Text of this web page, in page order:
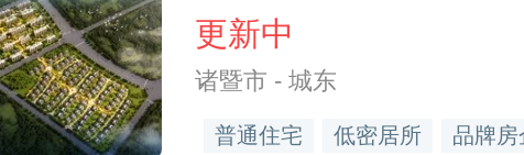
更新中
诸暨市 - 城东
普通住宅 低密居所 品牌房